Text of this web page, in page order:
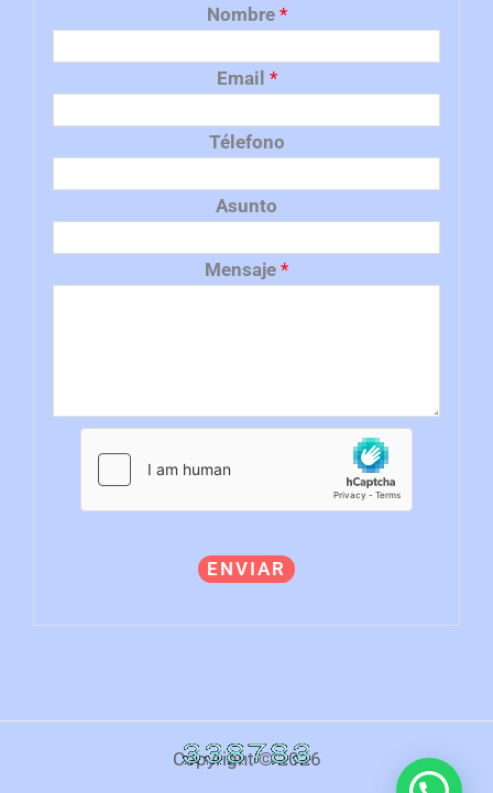
Nombre *
Email *
Télefono
Asunto
Mensaje *
ENVIAR
Copyright © 2026